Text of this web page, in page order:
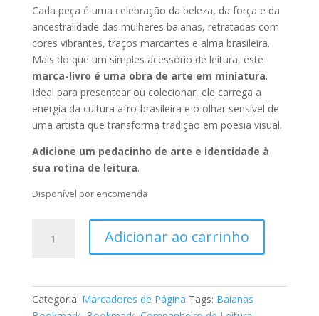
Cada peça é uma celebração da beleza, da força e da
ancestralidade das mulheres baianas, retratadas com
cores vibrantes, traços marcantes e alma brasileira.
Mais do que um simples acessório de leitura, este
marca-livro é uma obra de arte em miniatura.
Ideal para presentear ou colecionar, ele carrega a
energia da cultura afro-brasileira e o olhar sensível de
uma artista que transforma tradição em poesia visual.
Adicione um pedacinho de arte e identidade à
sua rotina de leitura.
Disponível por encomenda
Página
quantidade
Adicionar ao carrinho
Categoria: Marcadores de Página Tags: Baianas